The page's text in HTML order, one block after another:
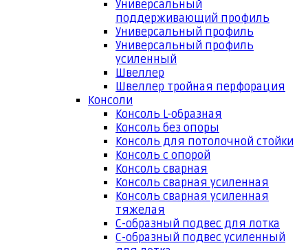
Универсальный
поддерживающий профиль
Универсальный профиль
Универсальный профиль
усиленный
Швеллер
Швеллер тройная перфорация
Консоли
Консоль L-образная
Консоль без опоры
Консоль для потолочной стойки
Консоль с опорой
Консоль сварная
Консоль сварная усиленная
Консоль сварная усиленная
тяжелая
С-образный подвес для лотка
С-образный подвес усиленный